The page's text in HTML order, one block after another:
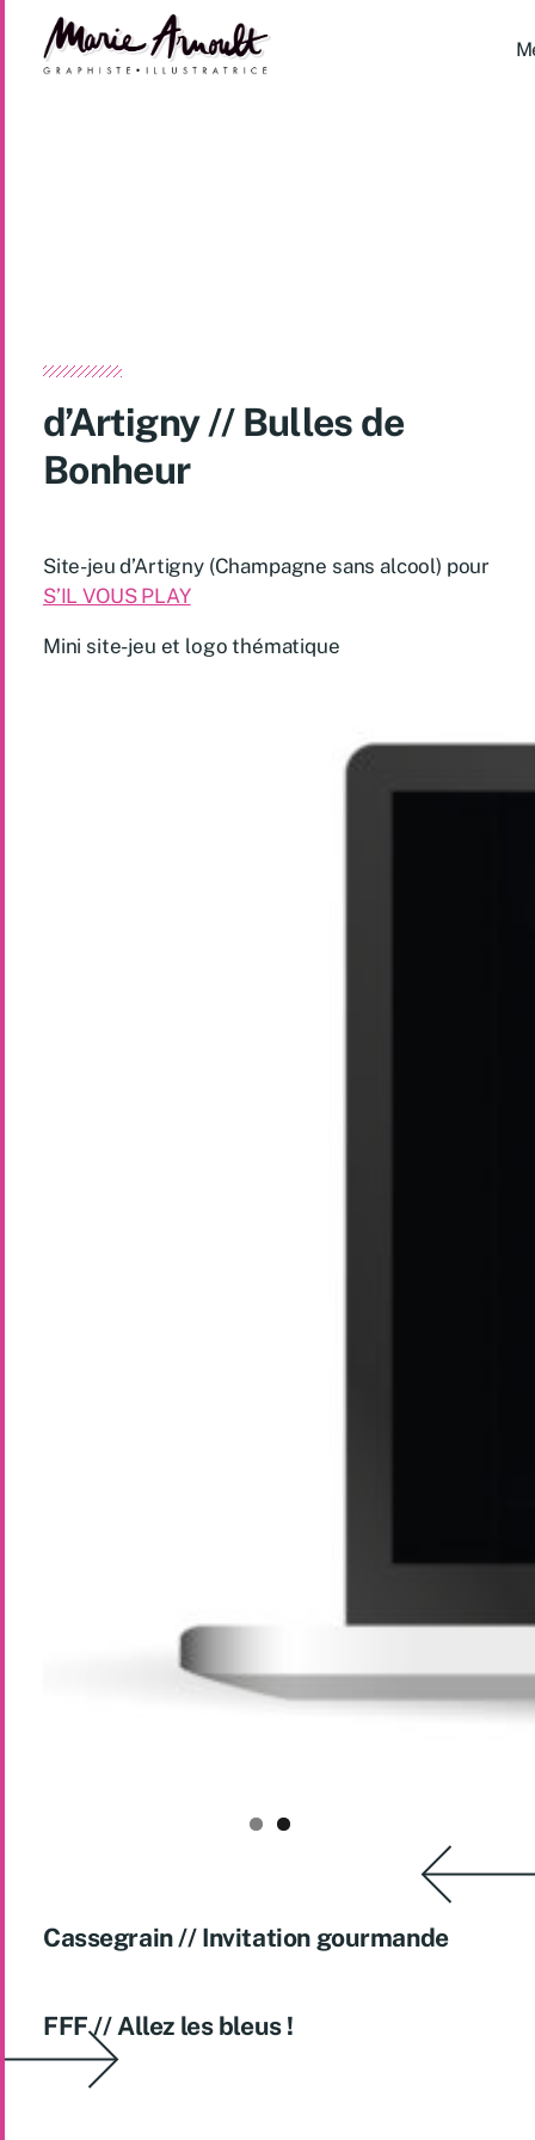
d’Artigny // Bulles de
Bonheur
Site-jeu d’Artigny (Champagne sans alcool) pour
S’IL VOUS PLAY
Mini site-jeu et logo thématique
Cassegrain // Invitation gourmande
FFF // Allez les bleus !